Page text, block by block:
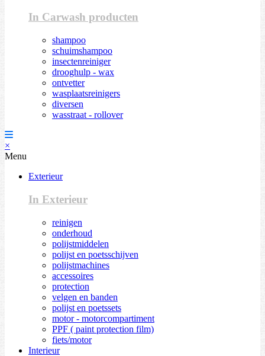
In Carwash producten
shampoo
schuimshampoo
insectenreiniger
drooghulp - wax
ontvetter
wasplaatsreinigers
diversen
wasstraat - rollover
×
Menu
Exterieur
In Exterieur
reinigen
onderhoud
polijstmiddelen
polijst en poetsschijven
polijstmachines
accessoires
protection
velgen en banden
polijst en poetssets
motor - motorcompartiment
PPF ( paint protection film)
fiets/motor
Interieur